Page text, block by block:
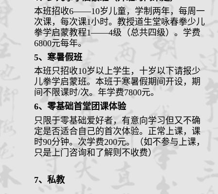
本班招收6——10岁儿童，学制两年，每周一
次课，每次课1小时。教授道生堂咏春拳少儿
拳学启蒙教程1——4级（总共四级）。学费
6800元每年。
5、寒暑假班
本班只招收10岁以上学生，十岁以下请报少
儿拳学启蒙班。本班于寒暑假期间开设， 期
间不限课时/次。年学费7800元。
6、零基础首堂团课体验
只限于零基础爱好者，有意向学习但又不确
定是否适合自己的首次体验。正常上课，课
时90分钟。次学费200元。（如不参与上课，
只是上门咨询和了解则不收费）
7、 私教